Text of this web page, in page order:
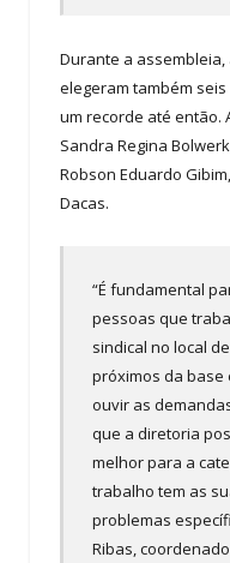
Durante a assembleia,
elegeram também
um recorde até então.
Sandra Regina
Robson Eduardo
Dacas.
“É fundamental
pessoas que
sindical no local
próximos da base
ouvir as
que a diretoria
melhor para a
trabalho tem as
problemas
Ribas,